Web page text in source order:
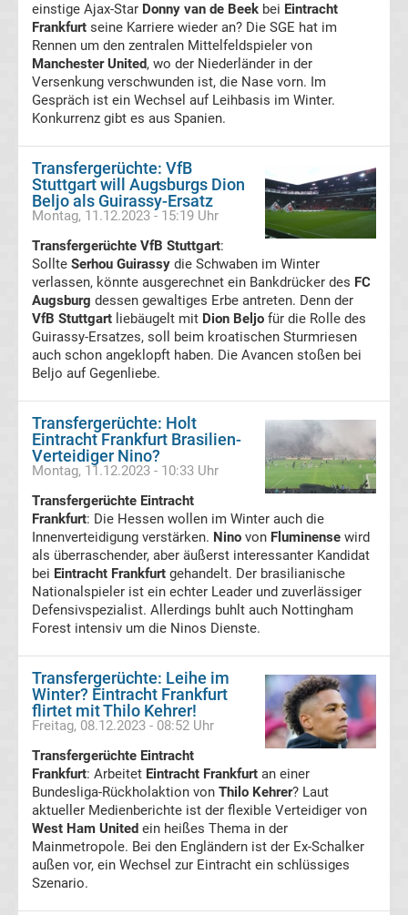
Liga
Tabelle
DFB-
Pokal
Ergebnisse
Champions
League
Tabelle
League
Ergebnisse
Europa
League
Tabelle
Europa
League
Conference
League
Erg.
einstige Ajax-Star Donny van de Beek bei Eintracht
Frankfurt seine Karriere wieder an? Die SGE hat im
Rennen um den zentralen Mittelfeldspieler von
Manchester United, wo der Niederländer in der
Versenkung verschwunden ist, die Nase vorn. Im
Gespräch ist ein Wechsel auf Leihbasis im Winter.
Konkurrenz gibt es aus Spanien.
Transfergerüchte: VfB
Stuttgart will Augsburgs Dion
Beljo als Guirassy-Ersatz
Montag, 11.12.2023 - 15:19 Uhr
Transfergerüchte VfB Stuttgart:
Sollte Serhou Guirassy die Schwaben im Winter
verlassen, könnte ausgerechnet ein Bankdrücker des FC
Augsburg dessen gewaltiges Erbe antreten. Denn der
VfB Stuttgart liebäugelt mit Dion Beljo für die Rolle des
Guirassy-Ersatzes, soll beim kroatischen Sturmriesen
auch schon angeklopft haben. Die Avancen stoßen bei
Beljo auf Gegenliebe.
Transfergerüchte: Holt
Eintracht Frankfurt Brasilien-
Verteidiger Nino?
Montag, 11.12.2023 - 10:33 Uhr
Transfergerüchte Eintracht
Frankfurt: Die Hessen wollen im Winter auch die
Innenverteidigung verstärken. Nino von Fluminense wird
als überraschender, aber äußerst interessanter Kandidat
bei Eintracht Frankfurt gehandelt. Der brasilianische
Nationalspieler ist ein echter Leader und zuverlässiger
Defensivspezialist. Allerdings buhlt auch Nottingham
Forest intensiv um die Ninos Dienste.
Transfergerüchte: Leihe im
Winter? Eintracht Frankfurt
flirtet mit Thilo Kehrer!
Freitag, 08.12.2023 - 08:52 Uhr
Transfergerüchte Eintracht
Frankfurt: Arbeitet Eintracht Frankfurt an einer
Bundesliga-Rückholaktion von Thilo Kehrer? Laut
aktueller Medienberichte ist der flexible Verteidiger von
West Ham United ein heißes Thema in der
Mainmetropole. Bei den Engländern ist der Ex-Schalker
außen vor, ein Wechsel zur Eintracht ein schlüssiges
Szenario.